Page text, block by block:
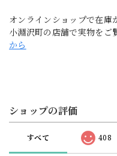
オンラインショップで在庫
小淵沢町の店舗で実物をご
から
ショップの評価
すべて 408